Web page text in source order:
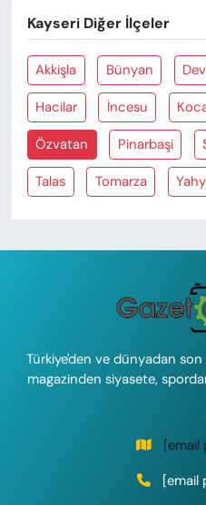
Kayseri Diğer İlçeler
Akkişla Bünyan
Hacilar İncesu
Özvatan Pinarbaşi
Talas Tomarza
Türkiye'den ve dünyadan son
magazinden siyasete,
[email
[email
SİYASET
VAN VE DİYARBAKIR